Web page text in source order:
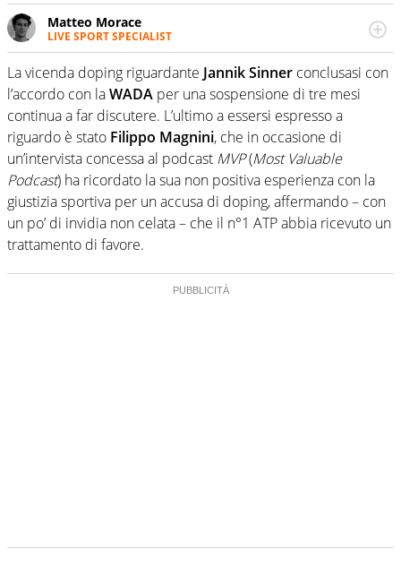
Matteo Morace
LIVE SPORT SPECIALIST
La multimedialità quale approccio personale e
professionale. Ama raccontare lo sport focalizzando ogni
attenzione sul tempo reale: la verità della dirette non
sono opinioni ma fatti
La vicenda doping riguardante Jannik Sinner conclusasi con
l’accordo con laWADA per una sospensione di tre mesi
continua a far discutere. L’ultimo a essersi espresso a
riguardo è stato Filippo Magnini, che in occasione di
un’intervista concessa al podcast MVP(Most Valuable
Podcast) ha ricordato la sua non positiva esperienza con la
giustizia sportiva per un accusa di doping, affermando – con
un po’ di invidia non celata – che il n°1 ATP abbia ricevuto un
trattamento di favore.